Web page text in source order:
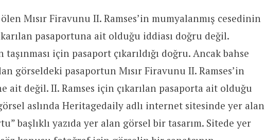
Mısır Firavunu II. Ramses’in mumyalanmış cesedinin
pasaportuna ait olduğu iddiası doğru değil.
taşınması için pasaport çıkarıldığı doğru. Ancak bahse
görseldeki pasaportun Mısır Firavunu II. Ramses’in
ait değil. II. Ramses için çıkarılan pasaporta ait olduğu
aslında Heritagedaily adlı internet sitesinde yer alan
başlıklı yazıda yer alan görsel bir tasarım. Sitede yer